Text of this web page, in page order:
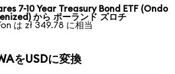
7-10 Year Treasury Bond ETF (Ondo
から ポーランド ズロチ
は zł 349.78 に相当
をUSDに変換